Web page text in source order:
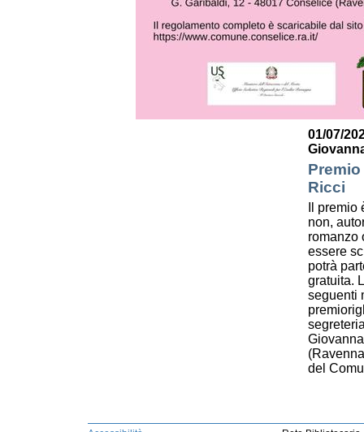
01/07/
Ricci
Il
non,
romanzo
essere
potrà
gratuita.
seguenti
del